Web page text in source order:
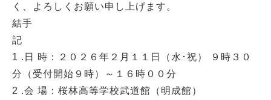
く、よろしくお願い申し上げます。
結手
記
1 .日 時：２０２６年２月１１日（水･祝） ９時３０
分（受付開始９時）～１６時００分
2 .会 場：桜林高等学校武道館（明成館）